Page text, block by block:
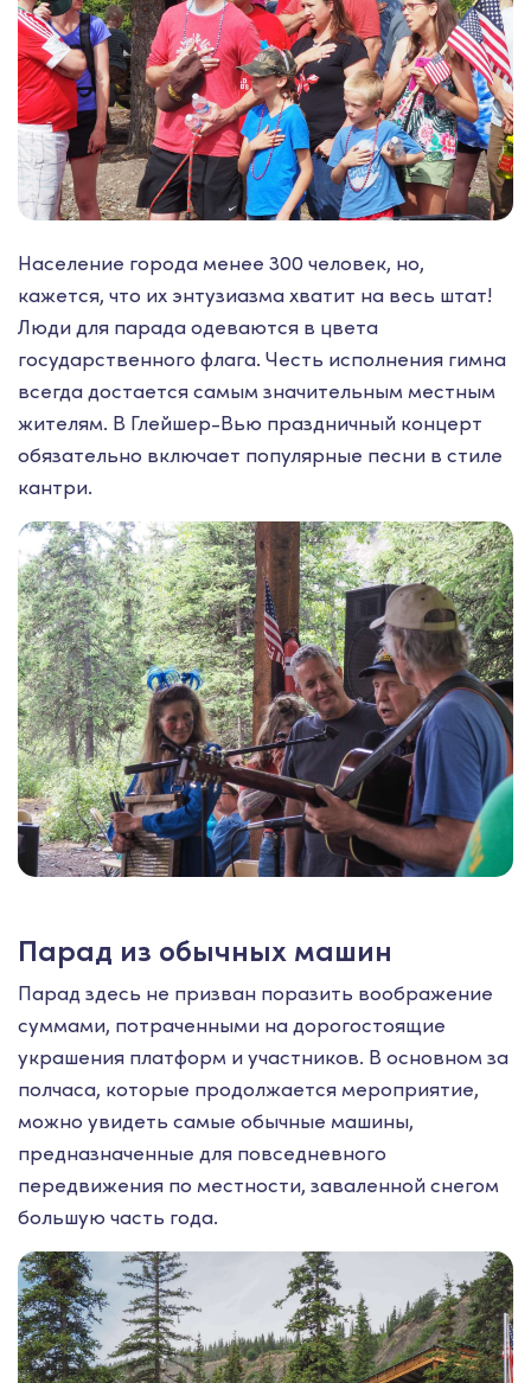
Население города менее 300 человек, но,
кажется, что их энтузиазма хватит на весь штат!
Люди для парада одеваются в цвета
государственного флага. Честь исполнения гимна
всегда достается самым значительным местным
жителям. В Глейшер-Вью праздничный концерт
обязательно включает популярные песни в стиле
кантри.
Парад из обычных машин
Парад здесь не призван поразить воображение
суммами, потраченными на дорогостоящие
украшения платформ и участников. В основном за
полчаса, которые продолжается мероприятие,
можно увидеть самые обычные машины,
предназначенные для повседневного
передвижения по местности, заваленной снегом
большую часть года.